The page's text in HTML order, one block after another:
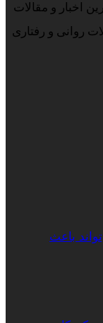
اخبار و مقالات
روانی و رفتاری
باعث